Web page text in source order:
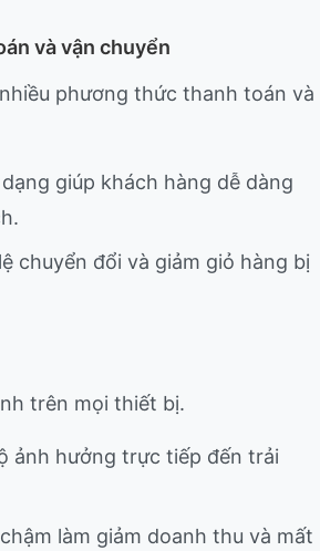
và vận chuyển
phương thức thanh toán và
dạng giúp khách hàng dễ dàng
chuyển đổi và giảm giỏ hàng bị
trên mọi thiết bị.
ảnh hưởng trực tiếp đến trải
làm giảm doanh thu và mất